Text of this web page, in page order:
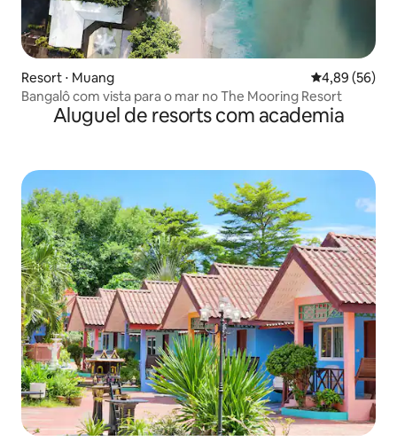
Resort ⋅ Muang 4,89 de uma
4,89 (56)
Bangalô com vista para o mar no The Mooring Resort
Aluguel de resorts com academia